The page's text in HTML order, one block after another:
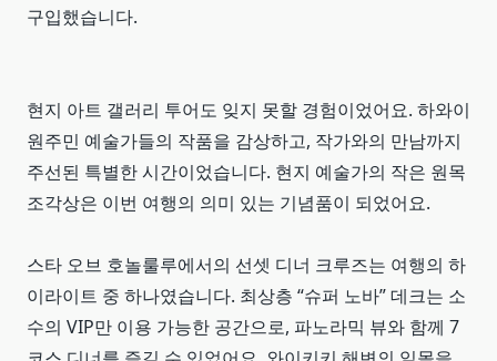
구입했습니다.
현지 아트 갤러리 투어도 잊지 못할 경험이었어요. 하와이
원주민 예술가들의 작품을 감상하고, 작가와의 만남까지
주선된 특별한 시간이었습니다. 현지 예술가의 작은 원목
조각상은 이번 여행의 의미 있는 기념품이 되었어요.
스타 오브 호놀룰루에서의 선셋 디너 크루즈는 여행의 하
이라이트 중 하나였습니다. 최상층 “슈퍼 노바” 데크는 소
수의 VIP만 이용 가능한 공간으로, 파노라믹 뷰와 함께 7